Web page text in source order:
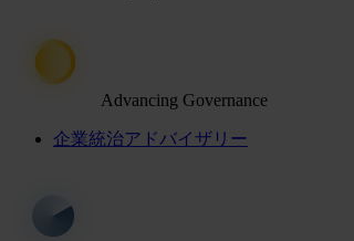
Advancing Governance
企業統治アドバイザリー